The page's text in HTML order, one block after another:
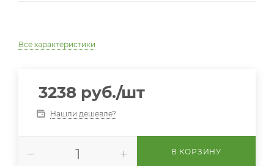
Все характеристики
3238 руб./шт
Нашли дешевле?
В КОРЗИНУ